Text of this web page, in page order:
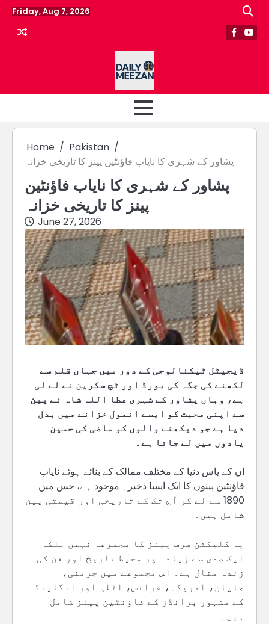
Skip
to
content
Friday, Aug 7, 2026
Home
Pakistan
پشاور کے شہری کا نایاب فاؤنٹین پینز کا تاریخی خزانہ
پشاور کے شہری کا نایاب فاؤنٹین
پینز کا تاریخی خزانہ
June 27, 2026
ڈیجیٹل ٹیکنالوجی کے دور میں جہاں قلم سے
لکھنے کی جگہ کی بورڈ اور ٹچ سکرین نے لے لی
ہے، وہاں پشاور کے شہری عطا اللہ شاہ نے پین
سے اپنی محبت کو ایسے انمول خزانے میں بدل
دیا ہے جو دیکھنے والوں کو ماضی کی حسین
یادوں میں لے جاتا ہے۔
ان کے پاس دنیا کے مختلف ممالک کے بنائے ہوئے نایاب
فاؤنٹین پینوں کا ایک ایسا ذخیرہ موجود ہے، جس میں
1890 سے لے کر آج تک کے تاریخی اور قیمتی پین
شامل ہیں۔
یہ کلیکشن صرف پینز کا مجموعہ نہیں بلکہ
ایک صدی سے زیادہ پر محیط تاریخ اور فن کی
زندہ مثال ہے۔ اس مجموعے میں جرمنی،
جاپان، امریکہ، فرانس، اٹلی اور انگلینڈ
کے مشہور برانڈز کے فاؤنٹین پینز شامل
ہیں۔